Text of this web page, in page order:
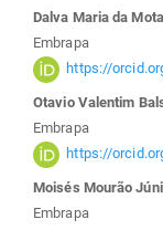
do
artigo
Dalva Maria da Mota
Embrapa
https://
Otavio Valentim
Embrapa
https://
Moisés Mourão
Embrapa